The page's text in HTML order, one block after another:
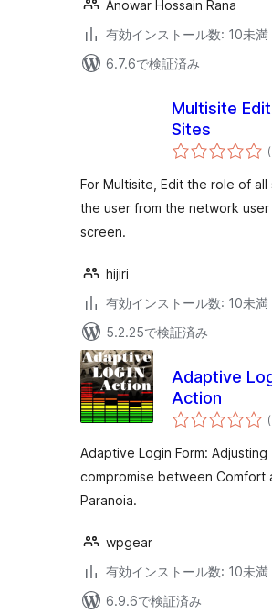
Anowar Hossain Rana
有効インストール数: 10未満
6.7.6で検証済み
Multisite
Sites
For Multisite, Edit the role of
the user from the network
screen.
hijiri
有効インストール数: 10未満
5.2.25で検証済み
Adaptive
Action
Adaptive Login Form: Adjusting
compromise between Comfort
Paranoia.
wpgear
有効インストール数: 10未満
6.9.6で検証済み